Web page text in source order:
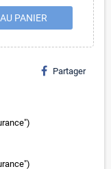
PANIER
Partager